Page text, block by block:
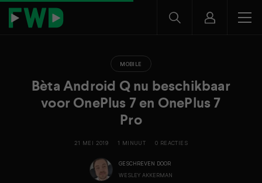
MOBILE
Bèta Android Q nu beschikbaar
voor OnePlus 7 en OnePlus 7
Pro
21 MEI 2019 1 MINUUT 0 REACTIES
GESCHREVEN DOOR
WESLEY AKKERMAN